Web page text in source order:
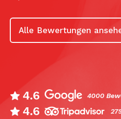
Alle Bewertungen
4.6 4000
4.6